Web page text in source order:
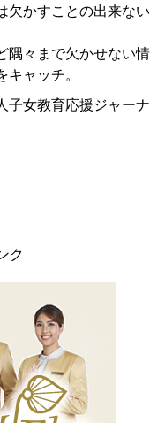
欠かすことの出来ない
隅々まで欠かせない情
ャッチ。
子女教育応援ジャーナ
ク